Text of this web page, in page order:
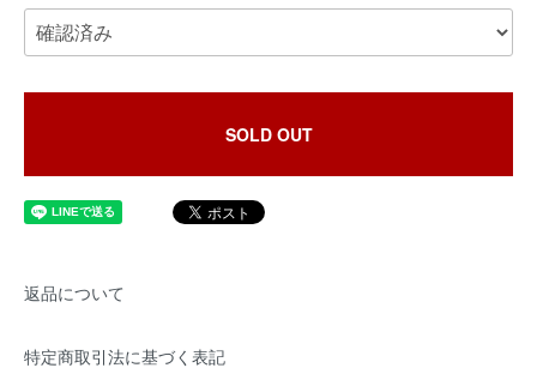
SOLD OUT
返品について
特定商取引法に基づく表記